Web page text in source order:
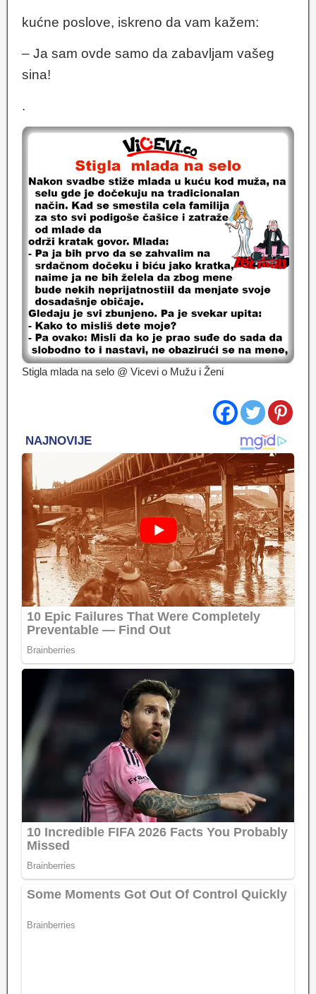
kućne poslove, iskreno da vam kažem:
– Ja sam ovde samo da zabavljam vašeg
sina!
.
Stigla mlada na selo @ Vicevi o Mužu i Ženi